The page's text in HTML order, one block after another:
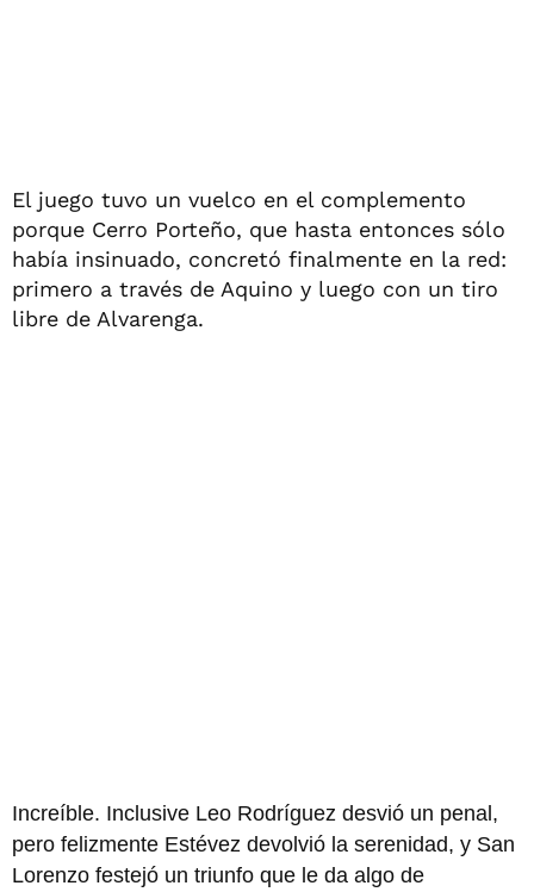
El juego tuvo un vuelco en el complemento
porque Cerro Porteño, que hasta entonces sólo
había insinuado, concretó finalmente en la red:
primero a través de Aquino y luego con un tiro
libre de Alvarenga.
Increíble. Inclusive Leo Rodríguez desvió un penal,
pero felizmente Estévez devolvió la serenidad, y San
Lorenzo festejó un triunfo que le da algo de